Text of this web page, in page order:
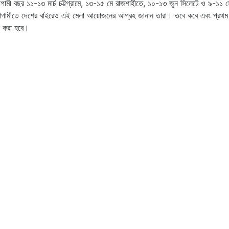
বছর ১১-১৩ মার্চ চট্টগ্রামে, ১৩-১৫ মে রাজশাহীতে, ১০-১৩ জুন সিলেটে ও ৯-১১
দেশের বাইরেও এই মেলা আয়োজনের আগ্রহ জানান তারা। তবে কবে এবং
করা হবে।